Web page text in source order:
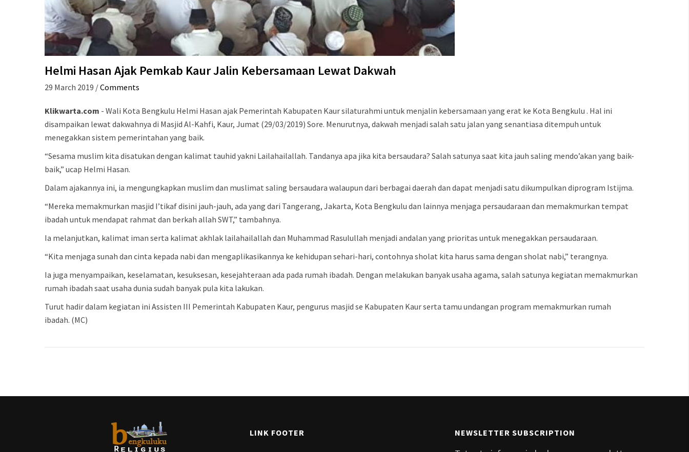
Helmi Hasan Ajak Pemkab Kaur Jalin Kebersamaan Lewat Dakwah
29 March 2019 /Comments
Klikwarta.com - Wali Kota Bengkulu Helmi Hasan ajak Pemerintah Kabupaten Kaur silaturahmi untuk menjalin kebersamaan yang erat ke Kota Bengkulu . Hal ini
disampaikan lewat dakwahnya di Masjid Al-Kahfi, Kaur, Jumat (29/03/2019) Sore. Menurutnya, dakwah menjadi salah satu jalan yang senantiasa ditempuh untuk
menegakkan sistem pemerintahan yang baik.
“Sesama muslim kita disatukan dengan kalimat tauhid yakni Lailahailallah. Tandanya apa jika kita bersaudara? Salah satunya saat kita jauh saling mendo’akan yang baik-
baik,” ucap Helmi Hasan.
Dalam ajakannya ini, ia mengungkapkan muslim dan muslimat saling bersaudara walaupun dari berbagai daerah dan dapat menjadi satu dikumpulkan diprogram Istijma.
“Mereka memakmurkan masjid I’tikaf disini jauh-jauh, ada yang dari Tangerang, Jakarta, Kota Bengkulu dan lainnya menjaga persaudaraan dan memakmurkan tempat
ibadah untuk mendapat rahmat dan berkah allah SWT,” tambahnya.
Ia melanjutkan, kalimat iman serta kalimat akhlak lailahailallah dan Muhammad Rasulullah menjadi andalan yang prioritas untuk menegakkan persaudaraan.
“Kita menjaga sunah dan cinta kepada nabi dan mengaplikasikannya ke kehidupan sehari-hari, contohnya sholat kita harus sama dengan sholat nabi,” terangnya.
Ia juga menyampaikan, keselamatan, kesuksesan, kesejahteraan ada pada rumah ibadah. Dengan melakukan banyak usaha agama, salah satunya kegiatan memakmurkan
rumah ibadah saat usaha dunia sudah banyak pula kita lakukan.
Turut hadir dalam kegiatan ini Assisten III Pemerintah Kabupaten Kaur, pengurus masjid se Kabupaten Kaur serta tamu undangan program memakmurkan rumah
ibadah. (MC)
LINK FOOTER NEWSLETTER SUBSCRIPTION